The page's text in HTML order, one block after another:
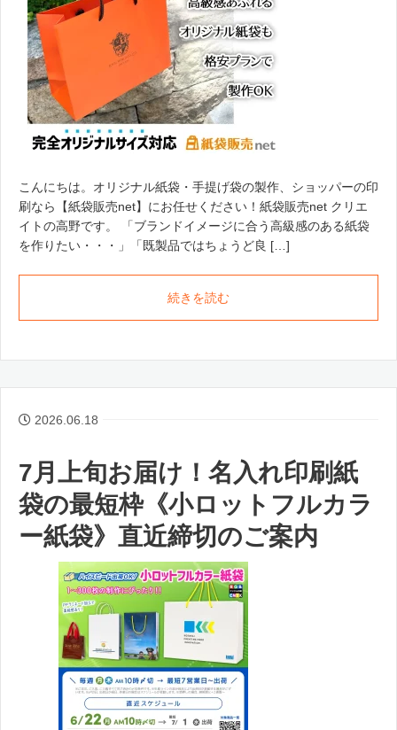
こんにちは。オリジナル紙袋・手提げ袋の製作、ショッパーの印
刷なら【紙袋販売net】にお任せください！紙袋販売net クリエ
イトの高野です。 「ブランドイメージに合う高級感のある紙袋
を作りたい・・・」「既製品ではちょうど良 […]
続きを読む
2026.06.18
7月上旬お届け！名入れ印刷紙
袋の最短枠《小ロットフルカラ
ー紙袋》直近締切のご案内